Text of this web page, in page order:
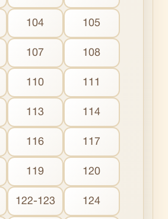
104 105
107 108
110 111
113 114
116 117
119 120
122-123 124